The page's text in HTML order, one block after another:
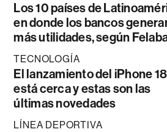
Los 10 países de
en donde los bancos
más utilidades, según
TECNOLOGÍA
El lanzamiento del iPhone 18
está cerca y estas son las
últimas novedades
LÍNEA DEPORTIVA